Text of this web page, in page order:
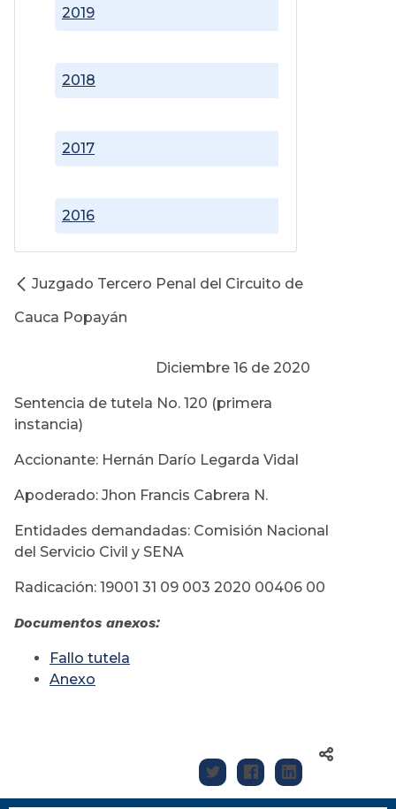
2016
2017
2018
2019
Juzgado Tercero Penal del Circuito de
Cauca Popayán
Diciembre 16 de 2020
Sentencia de tutela No. 120 (primera
instancia)
Accionante: Hernán Darío Legarda Vidal
Apoderado: Jhon Francis Cabrera N.
Entidades demandadas: Comisión Nacional
del Servicio Civil y SENA
Radicación: 19001 31 09 003 2020 00406 00
Documentos anexos:
Fallo tutela
Anexo